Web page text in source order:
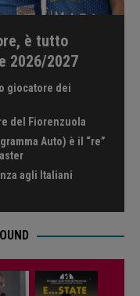
è tutto
2026/2027
giocatore dei
del Fiorenzuola
Auto) è il “re”
agli Italiani